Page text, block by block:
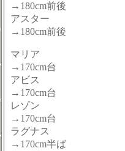
→180cm前後
アスター
→180cm前後
マリア
→170cm台
アビス
→170cm台
レゾン
→170cm台
ラグナス
→170cm半ば